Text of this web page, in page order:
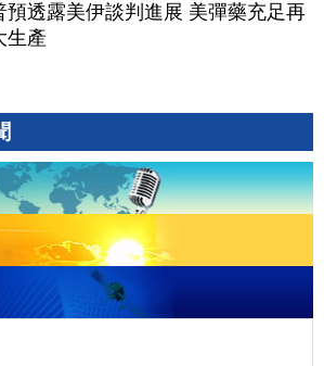
預透露美伊談判進展 美彈藥充足再
生產